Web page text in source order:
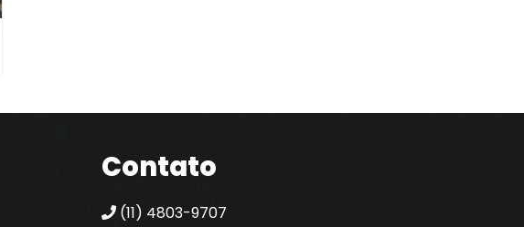
Contato
(11) 4803-9707